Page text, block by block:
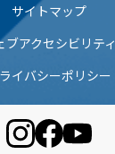
サイトマップ
ブアクセシビリティ
イバシーポリシー